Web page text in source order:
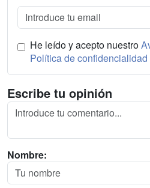
He leído y acepto nuestro
Política de confidencialidad
Escribe tu opinión
Nombre: